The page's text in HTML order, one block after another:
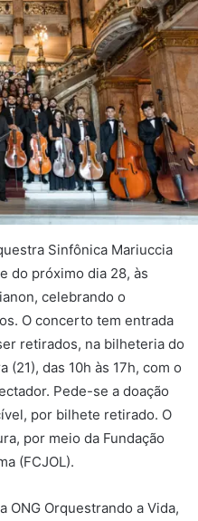
Sinfônica Mariuccia
do próximo dia 28, às
celebrando o
O concerto tem entrada
retirados, na bilheteria do
das 10h às 17h, com o
Pede-se a doação
por bilhete retirado. O
por meio da Fundação
(FCJOL).
ONG Orquestrando a Vida,